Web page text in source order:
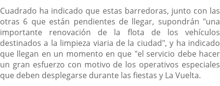
Cuadrado ha indicado que estas barredoras, junto con las
otras 6 que están pendientes de llegar, supondrán "una
importante renovación de la flota de los vehículos
destinados a la limpieza viaria de la ciudad", y ha indicado
que llegan en un momento en que "el servicio debe hacer
un gran esfuerzo con motivo de los operativos especiales
que deben desplegarse durante las fiestas y La Vuelta.